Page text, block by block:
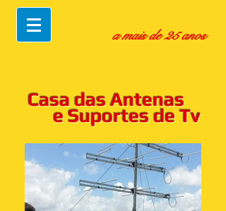
a mais de 25 anos
Casa das Antenas
e Suportes de Tv